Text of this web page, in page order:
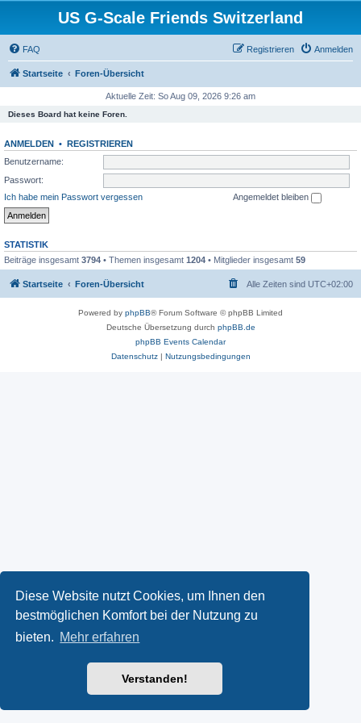
Diese Website nutzt Cookies, um Ihnen den
bestmöglichen Komfort bei der Nutzung zu
bieten. Mehr erfahren
Verstanden!
US G-Scale Friends Switzerland
FAQ Anmelden
Registrieren
Startseite Foren-Übersicht
Aktuelle Zeit: So Aug 09, 2026 9:26 am
Dieses Board hat keine Foren.
ANMELDEN • REGISTRIEREN
Benutzername:
Passwort:
Ich habe mein Passwort vergessen
Angemeldet bleiben
STATISTIK
Beiträge insgesamt 3794 • Themen insgesamt 1204 • Mitglieder insgesamt 59
Startseite Foren-Übersicht Alle Zeiten sind UTC+02:00
Powered by phpBB® Forum Software © phpBB Limited
Deutsche Übersetzung durch phpBB.de
phpBB Events Calendar
Datenschutz| Nutzungsbedingungen